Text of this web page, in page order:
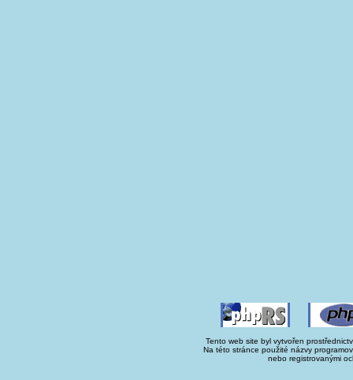
Tento web site byl vytvořen
Na této stránce použité názvy
nebo registrovanými